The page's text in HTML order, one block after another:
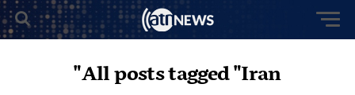
All posts tagged "Iran"